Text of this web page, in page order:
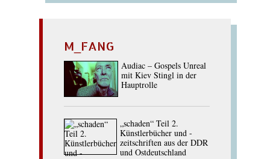
M_FANG
Audiac – Gospels Unreal
mit Kiev Stingl in der
Hauptrolle
„schaden“ Teil 2.
Künstlerbücher und -
zeitschriften aus der DDR
und Ostdeutschland